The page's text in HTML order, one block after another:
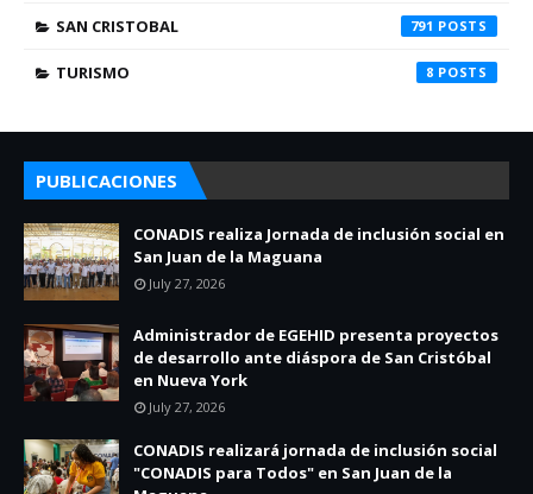
SAN CRISTOBAL 791
TURISMO 8
PUBLICACIONES
CONADIS realiza Jornada de inclusión social en
San Juan de la Maguana
July 27, 2026
Administrador de EGEHID presenta proyectos
de desarrollo ante diáspora de San Cristóbal
en Nueva York
July 27, 2026
CONADIS realizará jornada de inclusión social
"CONADIS para Todos" en San Juan de la